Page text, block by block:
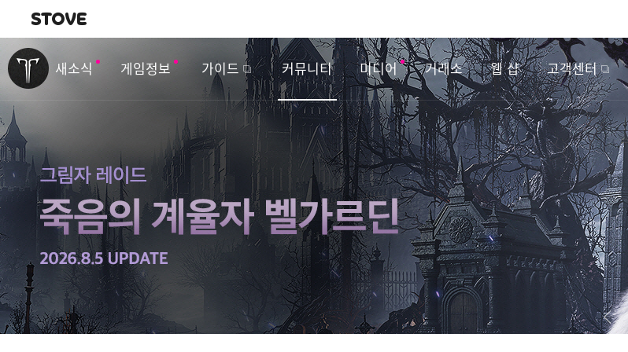
내비게이션
새소식 게임정보 가이드 커뮤니티 미디어 거래소 웹 샵 고객센터
벤
트
&
업
데
이
트